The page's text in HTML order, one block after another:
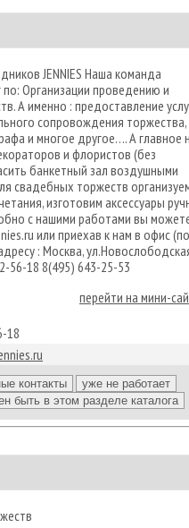
JENNIES Наша команда
по: Организации проведению и
А именно : предоставление
сопровождения торжества,
и многое другое…. А главное
и флористов (без
банкетный зал воздушными
свадебных торжеств
изготовим аксессуары
с нашими работами вы
или приехав к нам в офис (по
: Москва,
56-18 8(495) 643-25-53
перейти на мини-
18